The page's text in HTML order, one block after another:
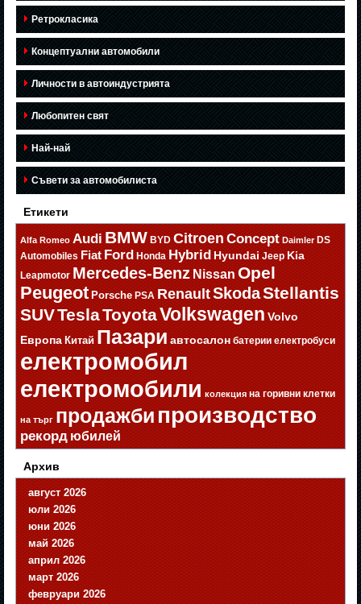
Ретрокласика
Концептуални автомобили
Личности в автоиндустрията
Любопитен свят
Най-най
Съвети за автомобилиста
Етикети
Alfa Romeo Audi BMW BYD Citroen Concept Daimler DS
Automobiles Fiat Ford Honda Hybrid Hyundai Jeep Kia
Leapmotor Mercedes-Benz Nissan Opel
Peugeot Porsche PSA RenaultSkodaStellantis
SUVTeslaToyotaVolkswagen Volvo
Европа Китай Пазари автосалон батерии електробуси
електромобил
електромобили колекция на горивни клетки
на търг продажбипроизводство
рекорд юбилей
Архив
август 2026
юли 2026
юни 2026
май 2026
април 2026
март 2026
февруари 2026